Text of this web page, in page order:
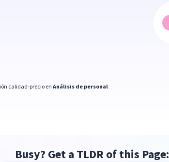
calidad-precio enAnálisis de personal
Busy? Get a TLDR of this Page: